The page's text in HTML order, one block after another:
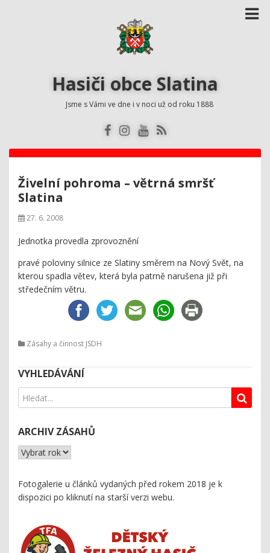
Hasiči obce Slatina
Jsme s Vámi ve dne i v noci už od roku 1888
Živelní pohroma – větrná smršť
Slatina
27. 6. 2008
Jednotka provedla zprovoznění
pravé poloviny silnice ze Slatiny směrem na Nový Svět, na
kterou spadla větev, která byla patrně narušena již při
středečním větru.
Zásahy a činnost JSDH
VYHLEDÁVÁNÍ
ARCHIV ZÁSAHŮ
Fotogalerie u článků vydaných před rokem 2018 je k
dispozici po kliknutí na starší verzi webu.